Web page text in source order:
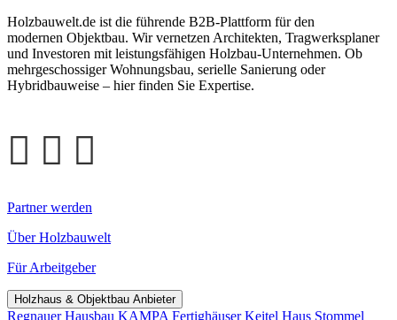
Holzbauwelt.de ist die führende B2B-Plattform für den
modernen Objektbau. Wir vernetzen Architekten, Tragwerksplaner
und Investoren mit leistungsfähigen Holzbau-Unternehmen. Ob
mehrgeschossiger Wohnungsbau, serielle Sanierung oder
Hybridbauweise – hier finden Sie Expertise.
Partner werden
Über Holzbauwelt
Für Arbeitgeber
Holzhaus & Objektbau Anbieter
Regnauer Hausbau KAMPA FertighäuserKeitel Haus Stommel